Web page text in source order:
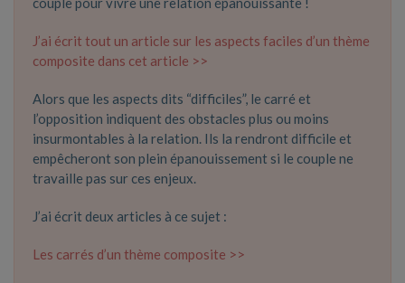
J’ai écrit tout un article sur les aspects faciles d’un thème
composite dans cet article >>
Alors que les aspects dits “difficiles”, le carré et
l’opposition indiquent des obstacles plus ou moins
insurmontables à la relation. Ils la rendront difficile et
empêcheront son plein épanouissement si le couple ne
travaille pas sur ces enjeux.
J’ai écrit deux articles à ce sujet :
Les carrés d’un thème composite >>